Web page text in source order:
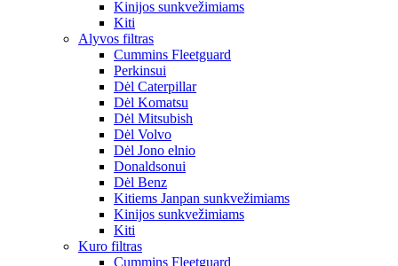
Kinijos sunkvežimiams
Kiti
Alyvos filtras
Cummins Fleetguard
Perkinsui
Dėl Caterpillar
Dėl Komatsu
Dėl Mitsubish
Dėl Volvo
Dėl Jono elnio
Donaldsonui
Dėl Benz
Kitiems Janpan sunkvežimiams
Kinijos sunkvežimiams
Kiti
Kuro filtras
Cummins Fleetguard